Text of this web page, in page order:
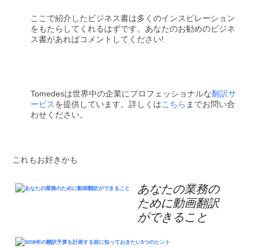
ここで紹介したビジネス書は多くのインスピレーション
をもたらしてくれるはずです。あなたのお勧めのビジネ
ス書があればコメントしてください!
Tomedesは世界中の企業にプロフェッショナルな翻訳サ
ービスを提供しています。詳しくはこちら までお問い合
わせください。
これもお好きかも
あなたの業務の
ために動画翻訳
ができること